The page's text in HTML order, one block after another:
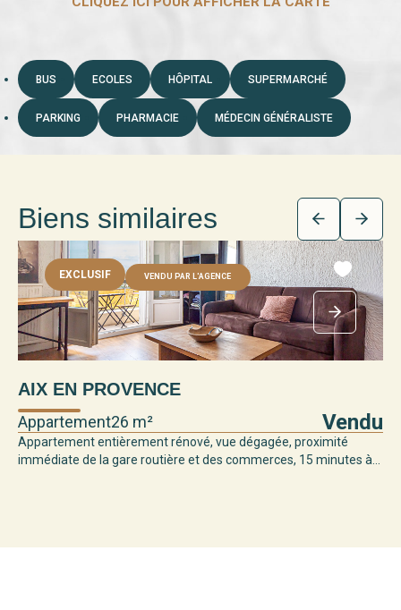
BUS ECOLES HÔPITAL SUPERMARCHÉ
PARKING PHARMACIE MÉDECIN GÉNÉRALISTE
Biens similaires
EXCLUSIF VENDU PAR L'AGENCE
AIX EN PROVENCE
Appartement26 m² Vendu
Appartement entièrement rénové, vue dégagée, proximité
immédiate de la gare routière et des commerces, 15 minutes à...